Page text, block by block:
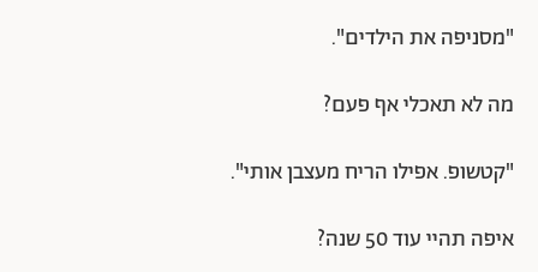
"מסניפה את הילדים".
מה לא תאכלי אף פעם?
"קטשופ. אפילו הריח מעצבן אותי".
איפה תהיי עוד 50 שנה?